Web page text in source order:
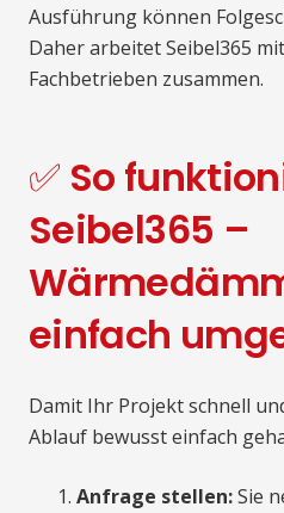
Ausführung können
Daher arbeitet Seibel365
Fachbetrieben zusammen.
✅ So
Seibel365 –
einfach
Damit Ihr Projekt schnell
Ablauf bewusst einfach
Anfrage stellen:Sie